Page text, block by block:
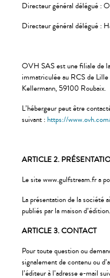
Directeur général délégué :
Directeur général délégué :
OVH SAS est une filiale de
immatriculée au RCS de
Kellermann, 59100 Roubaix.
L’hébergeur peut être
suivant : https://
ARTICLE 2.
Le site www.gulfstream.fr a
La présentation de la société
publiés par la maison d’édition.
ARTICLE 3. CONTACT
Pour toute question ou
signalement de contenu ou
l’éditeur à l’adresse e-mail